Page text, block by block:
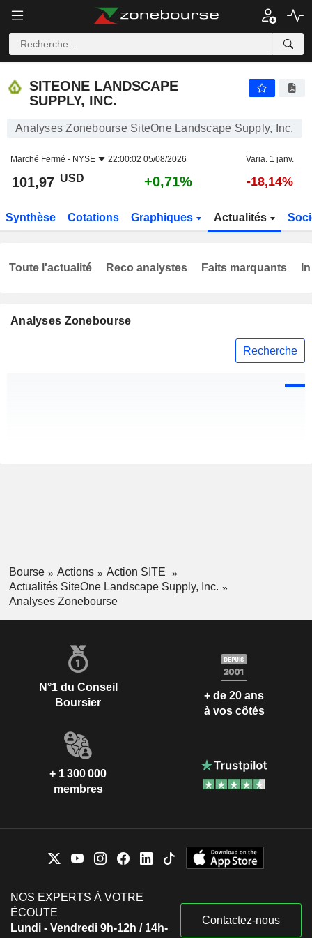
SITEONE LANDSCAPE
SUPPLY, INC.
Analyses Zonebourse SiteOne Landscape Supply, Inc.
Marché Fermé - NYSE 22:00:02 05/08/2026 Varia. 1 janv.
101,97 USD +0,71% -18,14%
Synthèse Cotations Graphiques Actualités
Analyses Zonebourse
Recherche
Toute l'actualité Reco analystes Faits marquants
Bourse Actions
Action SITE
Actualités SiteOne Landscape Supply, Inc.
Analyses Zonebourse
N°1 du Conseil
Boursier
+ de 20 ans
à vos côtés
+ 1 300 000
membres
NOS EXPERTS À VOTRE
ÉCOUTE
Lundi - Vendredi 9h-12h / 14h-
Contactez-nous